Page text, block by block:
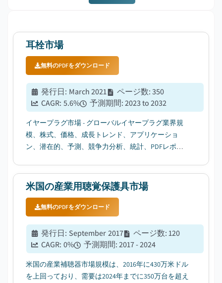
耳栓市場
無料のPDFをダウンロード
発行日: March 2021 ページ数:350
CAGR: 5.6% 予測期間:2023 to 2032
イヤープラグ市場 - グローバルイヤープラグ業界規
模、株式、価格、成長トレンド、アプリケーショ
ン、潜在的、予測、競争力分析、統計、PDFレポー
米国の産業用聴覚保護具市場
無料のPDFをダウンロード
発行日: September 2017 ページ数:120
CAGR: 0% 予測期間:2017 - 2024
米国の産業補聴器市場規模は、2016年に430万米ドル
を上回っており、需要は2024年までに350万台を超え